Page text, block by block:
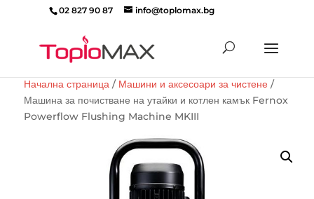
02 827 90 87 info@toplomax.bg
search
Начална страница/ Машини и аксесоари за чистене/
Машина за почистване на утайки и котлен камък Fernox
Powerflow Flushing Machine MKIII